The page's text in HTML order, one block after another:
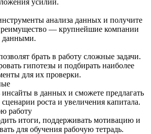
анализа данных и получите
— крупнейшие компании
данными.
брать в работу сложные задачи.
гипотезы и подбирать наиболее
для их проверки.
инсайты в данных и сможете предлагать
роста и увеличения капитала.
работу
итоги, поддерживать мотивацию и
для обучения рабочую тетрадь.